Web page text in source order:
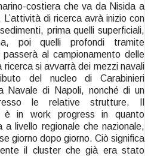
costiera che va da Nisida a
di ricerca avrà inizio con
prima quelli superficiali,
poi quelli profondi tramite
al campionamento delle
si avvarrà dei mezzi navali
del nucleo di Carabinieri
Navale di Napoli, nonché di un
le relative strutture. Il
è in work progress in quanto
a livello regionale che nazionale,
giorno dopo giorno. Ciò significa
il cluster che già era stato